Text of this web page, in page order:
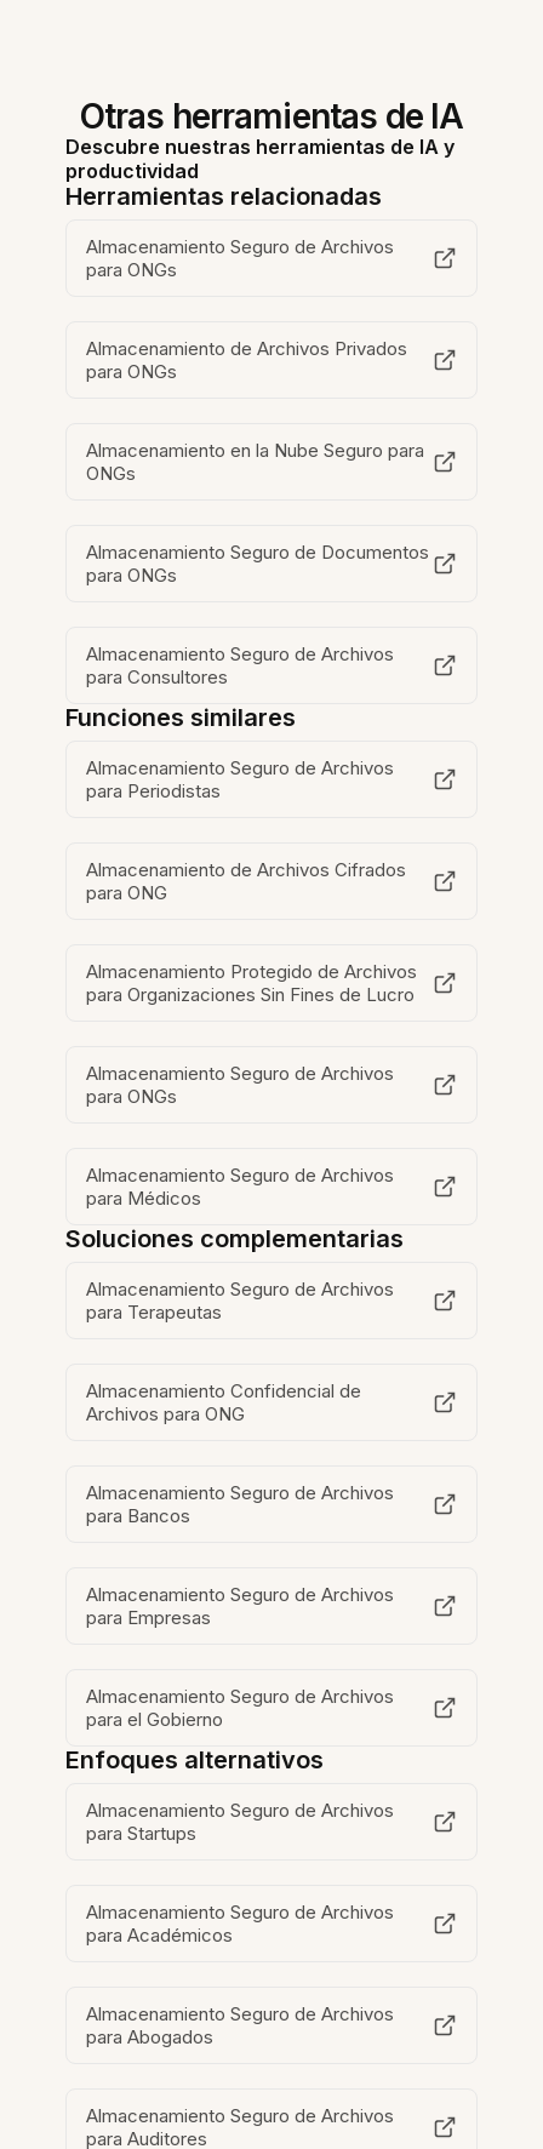
Otras herramientas de IA
Descubre nuestras herramientas de IA y
productividad
Herramientas relacionadas
Almacenamiento Seguro de Archivos
para ONGs
Almacenamiento de Archivos Privados
para ONGs
Almacenamiento en la Nube Seguro para
ONGs
Almacenamiento Seguro de Documentos
para ONGs
Almacenamiento Seguro de Archivos
para Consultores
Funciones similares
Almacenamiento Seguro de Archivos
para Periodistas
Almacenamiento de Archivos Cifrados
para ONG
Almacenamiento Protegido de Archivos
para Organizaciones Sin Fines de Lucro
Almacenamiento Seguro de Archivos
para ONGs
Almacenamiento Seguro de Archivos
para Médicos
Soluciones complementarias
Almacenamiento Seguro de Archivos
para Terapeutas
Almacenamiento Confidencial de
Archivos para ONG
Almacenamiento Seguro de Archivos
para Bancos
Almacenamiento Seguro de Archivos
para Empresas
Almacenamiento Seguro de Archivos
para el Gobierno
Enfoques alternativos
Almacenamiento Seguro de Archivos
para Startups
Almacenamiento Seguro de Archivos
para Académicos
Almacenamiento Seguro de Archivos
para Abogados
Almacenamiento Seguro de Archivos
para Auditores